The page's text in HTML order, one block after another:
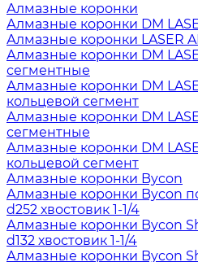
Алмазные коронки
Алмазные коронки DM
Алмазные коронки LASER
Алмазные коронки DM
сегментные
Алмазные коронки DM
кольцевой сегмент
Алмазные коронки DM
сегментные
Алмазные коронки DM
кольцевой сегмент
Алмазные коронки Bycon
Алмазные коронки Bycon
d252 хвостовик 1-1/4
Алмазные коронки Bycon
d132 хвостовик 1-1/4
Алмазные коронки Bycon